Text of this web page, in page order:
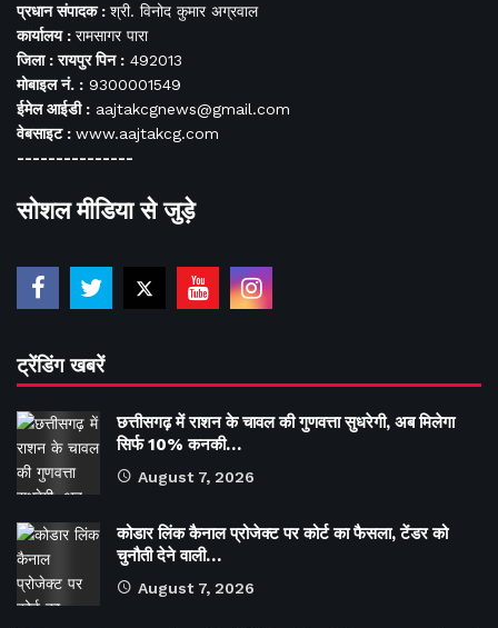
प्रधान संपादक : श्री. विनोद कुमार अग्रवाल
कार्यालय : रामसागर पारा
जिला : रायपुर पिन : 492013
मोबाइल नं. : 9300001549
ईमेल आईडी : aajtakcgnews@gmail.com
वेबसाइट : www.aajtakcg.com
---------------
सोशल मीडिया से जुड़े
ट्रेंडिंग खबरें
छत्तीसगढ़ में राशन के चावल की गुणवत्ता सुधरेगी, अब मिलेगा
सिर्फ 10% कनकी…
August 7, 2026
कोडार लिंक कैनाल प्रोजेक्ट पर कोर्ट का फैसला, टेंडर को
चुनौती देने वाली…
August 7, 2026